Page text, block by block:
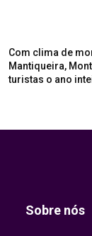
Com clima de
Mantiqueira,
turistas o ano
Sobre nós